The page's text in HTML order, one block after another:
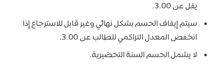
يقل عن 3.00.
سيتم إيقاف الحسم بشكل نهائي وغير قابل للاسترجاع إذا
انخفض المعدل التراكمي للطالب عن 3.00.
لا يشمل الحسم السنة التحضيرية.